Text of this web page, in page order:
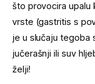
što provocira
vrste (gastritis s
je u slučaju tegoba
jučerašnji ili suv
želji!